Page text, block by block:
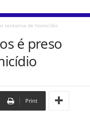
tentativa de homicídio
é preso
Print